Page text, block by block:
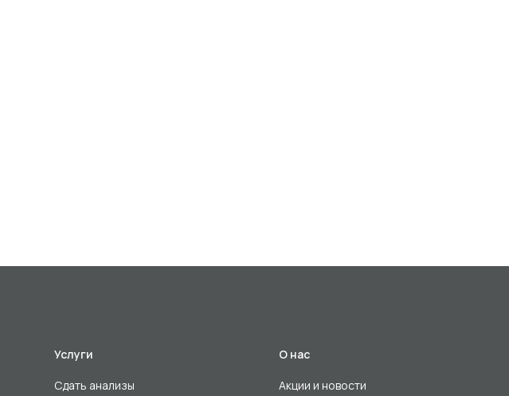
Услуги
Сдать анализы
О нас
Акции и новости